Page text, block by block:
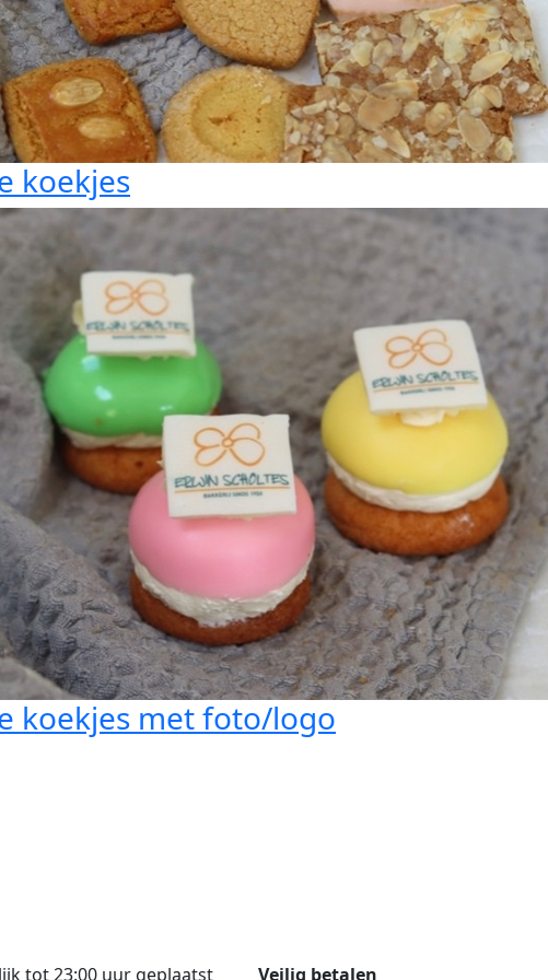
koekjes
koekjes met foto/logo
tot 23:00 uur geplaatst Veilig betalen